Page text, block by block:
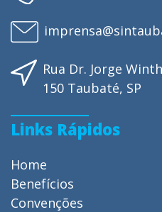
Rua Dr. Jorge
150 Taubaté, SP
Links Rápidos
Home
Benefícios
Convenções